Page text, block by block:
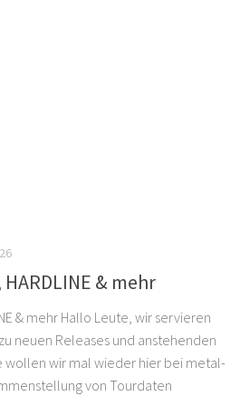
HARDLINE & mehr
& mehr Hallo Leute, wir servieren
neuen Releases und anstehenden
wollen wir mal wieder hier bei metal-
von Tourdaten